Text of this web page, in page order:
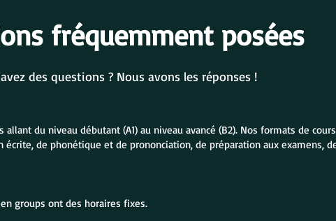
fréquemment posées
des questions ? Nous avons les réponses !
du niveau débutant (A1) au niveau avancé (B2). Nos formats de
de phonétique et de prononciation, de préparation aux examens,
groups ont des horaires fixes.